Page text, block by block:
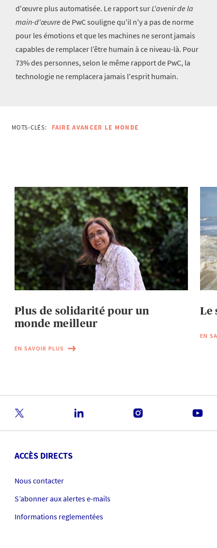
d'œuvre plus automatisée. Le rapport surL'avenir de la
main-d'œuvre de PwC souligne qu'il n'y a pas de norme
pour les émotions et que les machines ne seront jamais
capables de remplacer l’être humain à ce niveau-là. Pour
73% des personnes, selon le même rapport de PwC, la
technologie ne remplacera jamais l'esprit humain.
MOTS-CLÉS: FAIRE AVANCER LE MONDE
Plus de solidarité pour un
monde meilleur
EN SAVOIR PLUS
Le
EN
ACCÈS DIRECTS
Nous contacter
S’abonner aux alertes e-mails
Informations reglementées